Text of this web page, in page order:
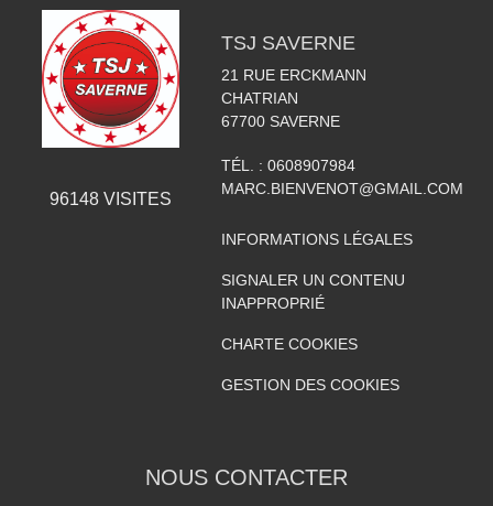
96148VISITES
TSJ SAVERNE
21 RUE ERCKMANN
CHATRIAN
67700 SAVERNE
TÉL. : 0608907984
MARC.BIENVENOT@GMAIL.COM
INFORMATIONS LÉGALES
SIGNALER UN CONTENU
INAPPROPRIÉ
CHARTE COOKIES
GESTION DES COOKIES
NOUS CONTACTER